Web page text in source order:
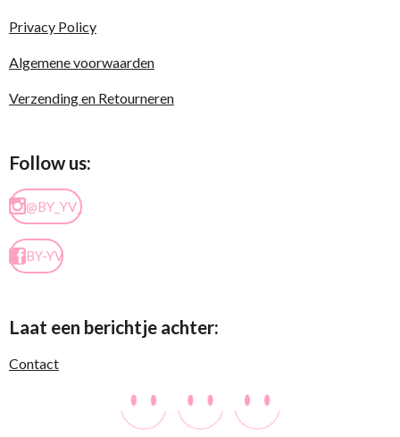
Privacy Policy
Algemene voorwaarden
Verzending en Retourneren
Follow us:
@BY_YV_
BY-YV
Laat een berichtje achter:
Contact